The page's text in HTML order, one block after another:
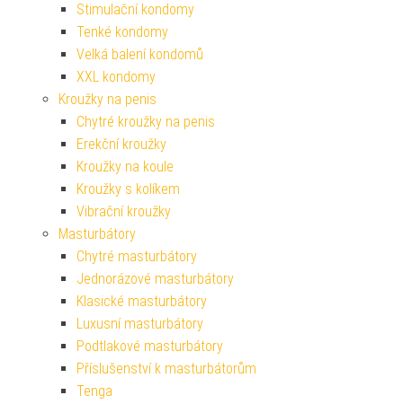
Stimulační kondomy
Tenké kondomy
Velká balení kondomů
XXL kondomy
Kroužky na penis
Chytré kroužky na penis
Erekční kroužky
Kroužky na koule
Kroužky s kolíkem
Vibrační kroužky
Masturbátory
Chytré masturbátory
Jednorázové masturbátory
Klasické masturbátory
Luxusní masturbátory
Podtlakové masturbátory
Příslušenství k masturbátorům
Tenga